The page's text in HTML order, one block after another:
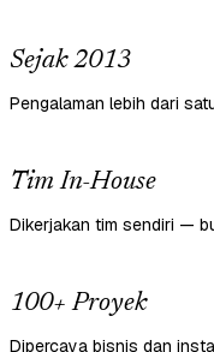
Sejak 2013
Pengalaman lebih dari
Tim In-House
Dikerjakan tim sendiri —
100+ Proyek
Dipercaya bisnis dan